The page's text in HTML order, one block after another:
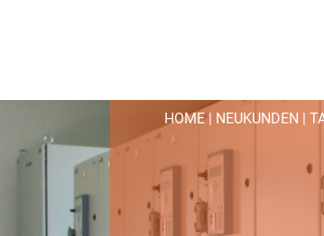
HOME| NEUKUNDEN |